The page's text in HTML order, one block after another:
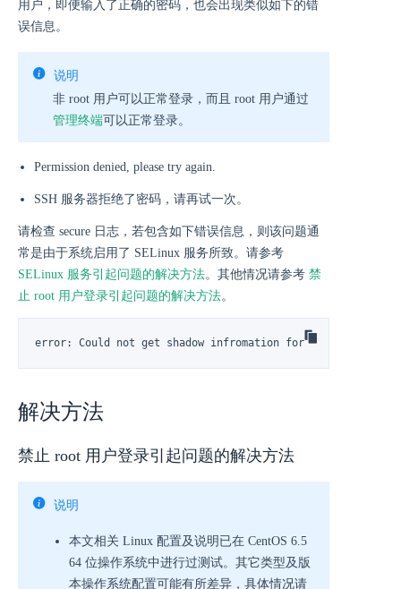
用户，即便输入了正确的密码，也会出现类似如下的错
误信息。
说明
非 root 用户可以正常登录，而且 root 用户通过
管理终端可以正常登录。
Permission denied, please try again.
SSH 服务器拒绝了密码，请再试一次。
请检查 secure 日志，若包含如下错误信息，则该问题通
常是由于系统启用了 SELinux 服务所致。请参考
SELinux 服务引起问题的解决方法。其他情况请参考 禁
止 root 用户登录引起问题的解决方法。
error: Could not get shadow infromation for root.
解决方法
禁止 root 用户登录引起问题的解决方法
说明
本文相关 Linux 配置及说明已在 CentOS 6.5
64 位操作系统中进行过测试。其它类型及版
本操作系统配置可能有所差异，具体情况请